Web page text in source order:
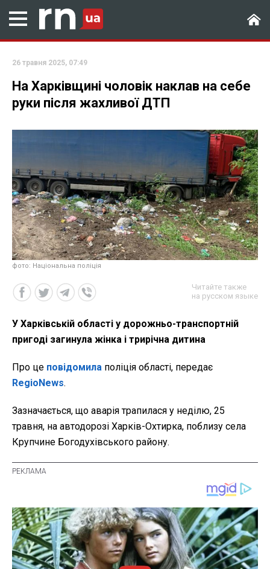
26 травня 2025, 07:49
На Харківщині чоловік наклав на себе
руки після жахливої ДТП
фото: Національна поліція
Читайте также
на русском языке
У Харківській області у дорожньо-транспортній
пригоді загинула жінка і трирічна дитина
Про це повідомила поліція області, передає
RegioNews.
Зазначається, що аварія трапилася у неділю, 25
травня, на автодорозі Харків-Охтирка, поблизу села
Крупчине Богодухівського району.